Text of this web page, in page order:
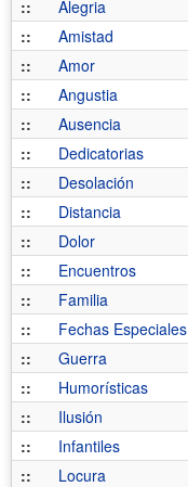
::
Alegria
::
Amistad
::
Amor
::
Angustia
::
Ausencia
::
Dedicatorias
::
Desolación
::
Distancia
::
Dolor
::
Encuentros
::
Familia
::
Fechas Especiales
::
Guerra
::
Humorísticas
::
Ilusión
::
Infantiles
::
Locura